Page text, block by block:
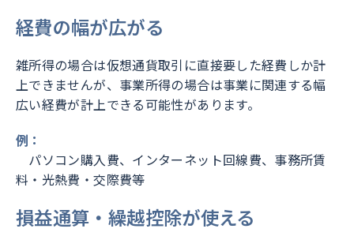
経費の幅が広がる
雑所得の場合は仮想通貨取引に直接要した経費しか計
上できませんが、事業所得の場合は事業に関連する幅
広い経費が計上できる可能性があります。
例：
パソコン購入費、インターネット回線費、事務所賃
料・光熱費・交際費等
損益通算・繰越控除が使える